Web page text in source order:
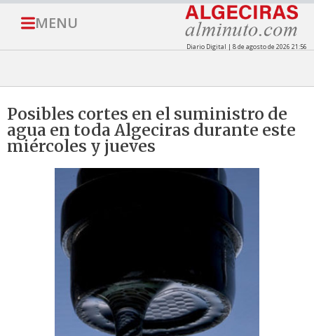
MENU
Diario Digital | 8 de agosto de 2026 21:56
Posibles cortes en el suministro de
agua en toda Algeciras durante este
miércoles y jueves